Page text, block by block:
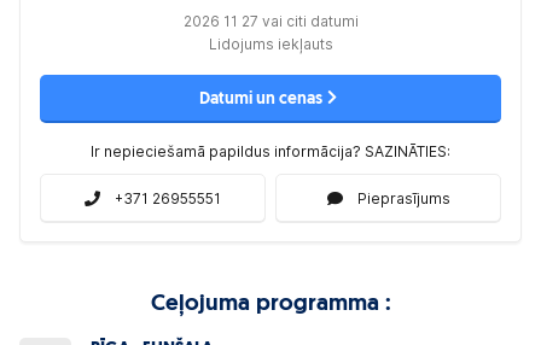
2026 11 27 vai citi datumi
Lidojums iekļauts
Datumi un cenas
Ir nepieciešamā papildus informācija? SAZINĀTIES:
+371 26955551 Pieprasījums
Ceļojuma programma :